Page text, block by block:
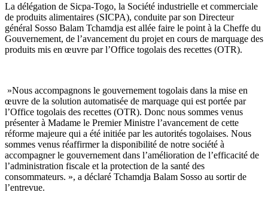
La délégation de Sicpa-Togo, la Société industrielle et commerciale
de produits alimentaires (SICPA), conduite par son Directeur
général Sosso Balam Tchamdja est allée faire le point à la Cheffe du
Gouvernement, de l’avancement du projet en cours de marquage des
produits mis en œuvre par l’Office togolais des recettes (OTR).
»Nous accompagnons le gouvernement togolais dans la mise en
œuvre de la solution automatisée de marquage qui est portée par
l’Office togolais des recettes (OTR). Donc nous sommes venus
présenter à Madame le Premier Ministre l’avancement de cette
réforme majeure qui a été initiée par les autorités togolaises. Nous
sommes venus réaffirmer la disponibilité de notre société à
accompagner le gouvernement dans l’amélioration de l’efficacité de
l’administration fiscale et la protection de la santé des
consommateurs. », a déclaré Tchamdja Balam Sosso au sortir de
l’entrevue.